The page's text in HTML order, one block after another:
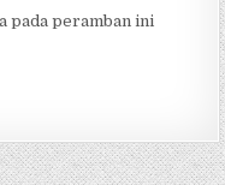
pada peramban ini